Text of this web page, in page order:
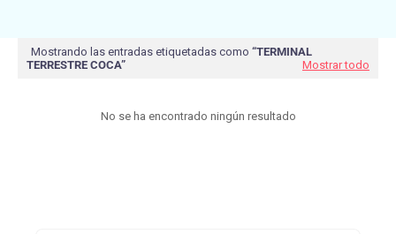
Mostrando las entradas etiquetadas como TERMINAL
TERRESTRE COCA
Mostrar todo
No se ha encontrado ningún resultado